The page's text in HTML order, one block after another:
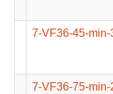
7-VF36-45-
7-VF36-75-